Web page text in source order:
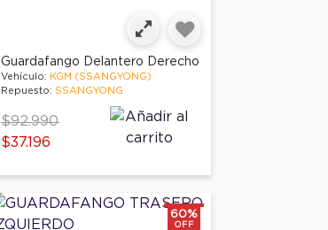
Guardafango Delantero Derecho
Vehículo: KGM (SSANGYONG)
Repuesto: SSANGYONG
Price reduced from
$92.990to
$37.196
60%
OFF